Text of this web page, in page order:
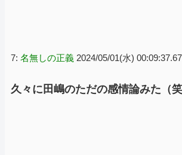
7: 名無しの正義 2024/05/01(水)
久々に田嶋のただの感情論みた（笑